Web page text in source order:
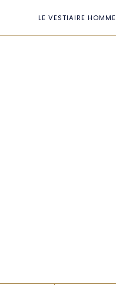
LE VESTIAIRE HOMME